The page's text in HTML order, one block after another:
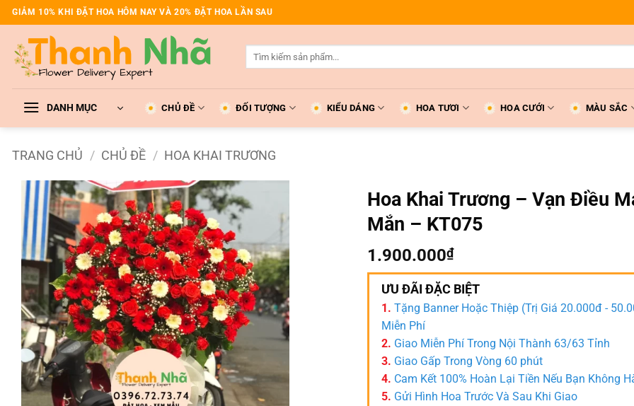
Bỏ
qua
dung
GIẢM 10% KHI ĐẶT HOA HÔM NAY VÀ 20% ĐẶT HOA LẦN SAU
DANH MỤC CHỦ ĐỀ ĐỐI TƯỢNG KIỂU DÁNG HOA TƯƠI HOA CƯỚI MÀU SẮC
TRANG CHỦ / CHỦ ĐỀ / HOA KHAI TRƯƠNG
wishlist
Hoa Khai Trương – Vạn Điều
Mắn – KT075
1.900.000₫
ƯU ĐÃI ĐẶC BIỆT
1. Tặng Banner Hoặc Thiệp (Trị Giá 20.000đ -
Miễn Phí
2. Giao Miễn Phí Trong Nội Thành 63/63 Tỉnh
3. Giao Gấp Trong Vòng 60 phút
4. Cam Kết 100% Hoàn Lại Tiền Nếu Bạn Không
5. Gửi Hình Hoa Trước Và Sau Khi Giao